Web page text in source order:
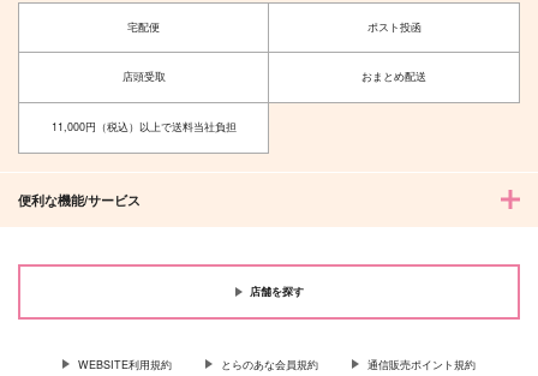
夫を味方にする方法 5 甘くて熱くて息もできない 4
宅配便 ポスト投函
店頭受取 おまとめ配送
11,000円（税込）以上で送料当社負担
便利な機能/サービス
店舗を探す
WEBSITE利用規約 とらのあな会員規約 通信販売ポイント規約